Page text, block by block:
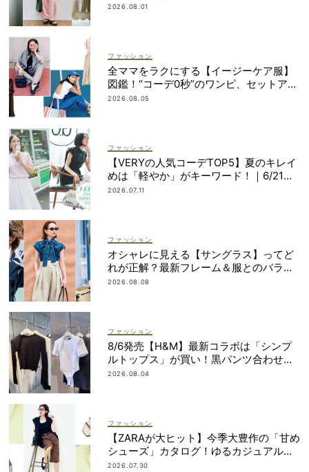
2026.08.01
ファッション
全ママをラクにする【イージーケア服】
図鑑！“コーデ0秒”のワンピ、セットアッ
プetc.
2026.08.05
ファッション
【VERYの人気コーデTOP5】夏のキレイ
めは「軽やか」がキーワード！｜6/21〜
30
2026.07.11
ファッション
オシャレに見える【サングラス】ってど
れが正解？最新フレーム＆服とのバラン
スを見て攻略！
2026.08.08
ファッション
8/6発売【H&M】最新コラボは「シンプ
ルトップス」が買い！黒パンツ合わせも
即サマ見え
2026.08.04
ファッション
【ZARAが大ヒット】今季大豊作の「甘め
シューズ」カタログ！ゆるカジュアルの
鮮度アップに◎
2026.07.30